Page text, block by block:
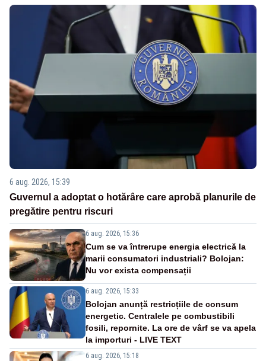
6 aug. 2026, 15:39
Guvernul a adoptat o hotărâre care aprobă planurile de
pregătire pentru riscuri
6 aug. 2026, 15:36
Cum se va întrerupe energia electrică la
marii consumatori industriali? Bolojan:
Nu vor exista compensații
6 aug. 2026, 15:33
Bolojan anunță restricțiile de consum
energetic. Centralele pe combustibili
fosili, repornite. La ore de vârf se va apela
la importuri - LIVE TEXT
6 aug. 2026, 15:18